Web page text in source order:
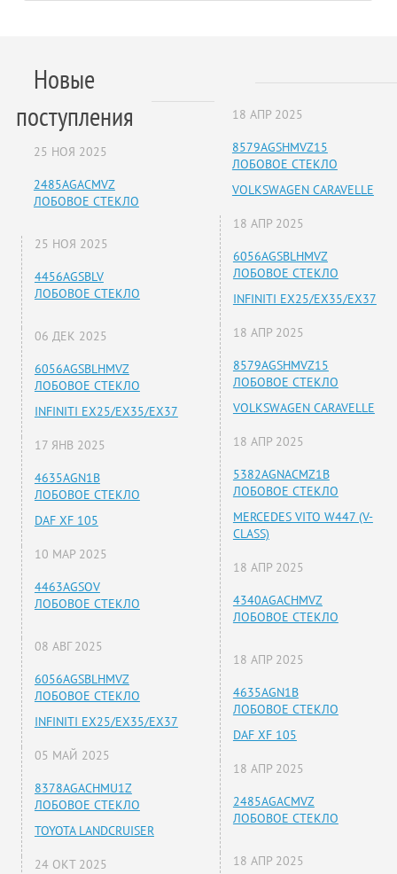
Новые
поступления
25 НОЯ 2025
2485AGACMVZ
ЛОБОВОЕ СТЕКЛО
25 НОЯ 2025
4456AGSBLV
ЛОБОВОЕ СТЕКЛО
06 ДЕК 2025
6056AGSBLHMVZ
ЛОБОВОЕ СТЕКЛО
INFINITI EX25/EX35/EX37
17 ЯНВ 2025
4635AGN1B
ЛОБОВОЕ СТЕКЛО
DAF XF 105
10 МАР 2025
4463AGSOV
ЛОБОВОЕ СТЕКЛО
08 АВГ 2025
6056AGSBLHMVZ
ЛОБОВОЕ СТЕКЛО
INFINITI EX25/EX35/EX37
05 МАЙ 2025
8378AGACHMU1Z
ЛОБОВОЕ СТЕКЛО
TOYOTA LANDCRUISER
24 ОКТ 2025
18 АПР 2025
8579AGSHMVZ15
ЛОБОВОЕ СТЕКЛО
VOLKSWAGEN CARAVELLE
18 АПР 2025
6056AGSBLHMVZ
ЛОБОВОЕ СТЕКЛО
INFINITI EX25/EX35/EX37
18 АПР 2025
8579AGSHMVZ15
ЛОБОВОЕ СТЕКЛО
VOLKSWAGEN CARAVELLE
18 АПР 2025
5382AGNACMZ1B
ЛОБОВОЕ СТЕКЛО
MERCEDES VITO W447 (V-
CLASS)
18 АПР 2025
4340AGACHMVZ
ЛОБОВОЕ СТЕКЛО
18 АПР 2025
4635AGN1B
ЛОБОВОЕ СТЕКЛО
DAF XF 105
18 АПР 2025
2485AGACMVZ
ЛОБОВОЕ СТЕКЛО
18 АПР 2025